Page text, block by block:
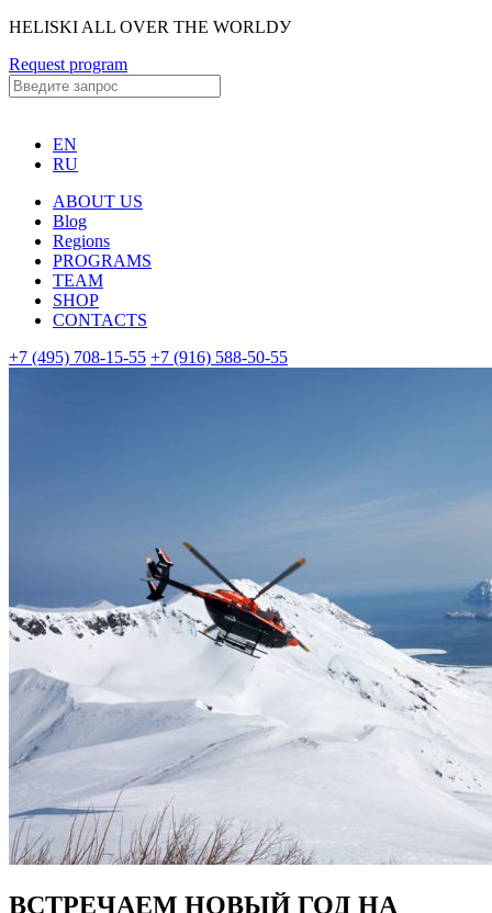
HELISKI ALL OVER THE WORLDУ
Request program
EN
RU
ABOUT US
Blog
Regions
PROGRAMS
TEAM
SHOP
CONTACTS
+7 (495) 708-15-55 +7 (916) 588-50-55
ВСТРЕЧАЕМ НОВЫЙ ГОД НА